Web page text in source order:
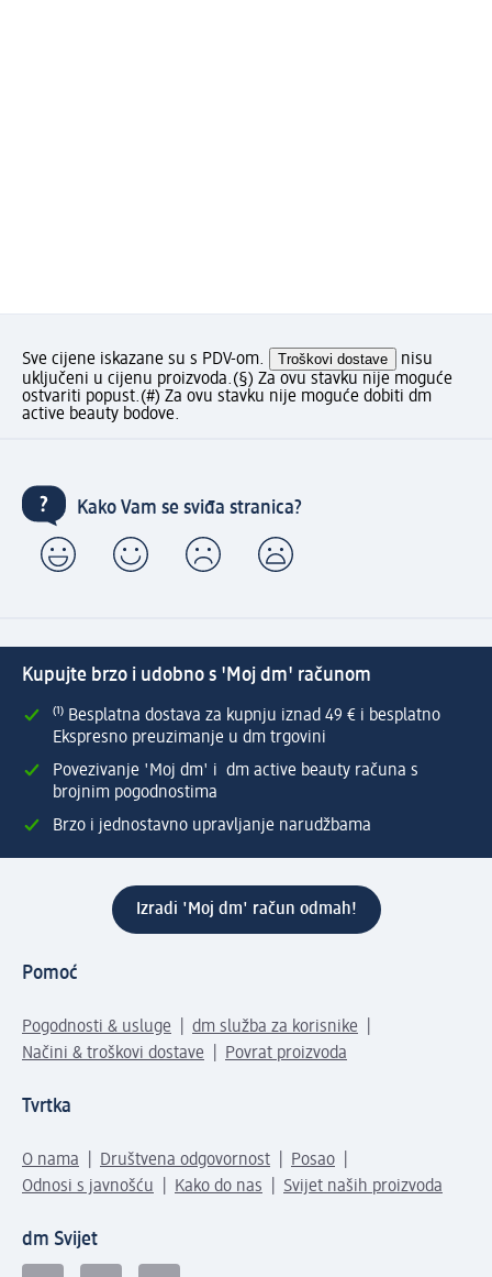
Sve cijene iskazane su s PDV-om. Troškovi dostave
nisu
uključeni u cijenu proizvoda.(§) Za ovu stavku nije moguće
ostvariti popust.(#) Za ovu stavku nije moguće dobiti dm
active beauty bodove.
Kako Vam se sviđa stranica?
Kupujte brzo i udobno s 'Moj dm' računom
⁽¹⁾ Besplatna dostava za kupnju iznad 49 € i besplatno
Ekspresno preuzimanje u dm trgovini
Povezivanje 'Moj dm' i dm active beauty računa s
brojnim pogodnostima
Brzo i jednostavno upravljanje narudžbama
Izradi 'Moj dm' račun odmah!
Pomoć
Pogodnosti & usluge
dm služba za korisnike
Načini & troškovi dostave
Povrat proizvoda
Tvrtka
O nama Društvena odgovornost
Posao
Odnosi s javnošću
Kako do nas Svijet naših proizvoda
dm Svijet